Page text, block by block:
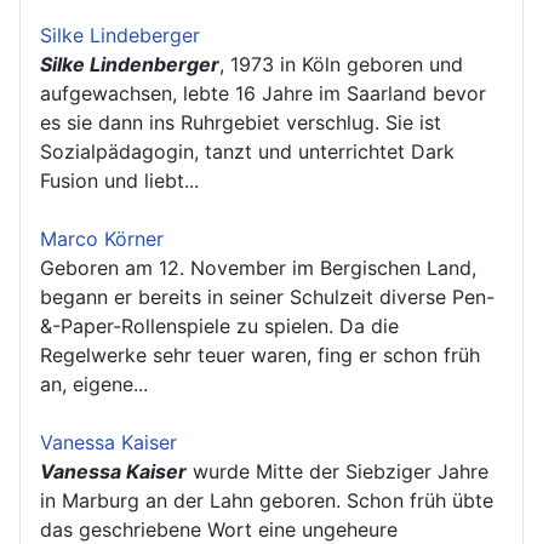
Silke Lindeberger
Silke Lindenberger, 1973 in Köln geboren und
aufgewachsen, lebte 16 Jahre im Saarland bevor
es sie dann ins Ruhrgebiet verschlug. Sie ist
Sozialpädagogin, tanzt und unterrichtet Dark
Fusion und liebt...
Marco Körner
Geboren am 12. November im Bergischen Land,
begann er bereits in seiner Schulzeit diverse Pen-
&-Paper-Rollenspiele zu spielen. Da die
Regelwerke sehr teuer waren, fing er schon früh
an, eigene...
Vanessa Kaiser
Vanessa Kaiser wurde Mitte der Siebziger Jahre
in Marburg an der Lahn geboren. Schon früh übte
das geschriebene Wort eine ungeheure